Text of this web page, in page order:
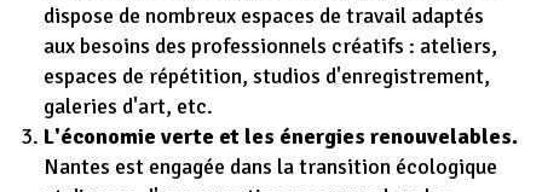
dispose de nombreux espaces de travail adaptés
aux besoins des professionnels créatifs : ateliers,
espaces de répétition, studios d'enregistrement,
galeries d'art, etc.
L'économie verte et les énergies renouvelables.
Nantes est engagée dans la transition écologique